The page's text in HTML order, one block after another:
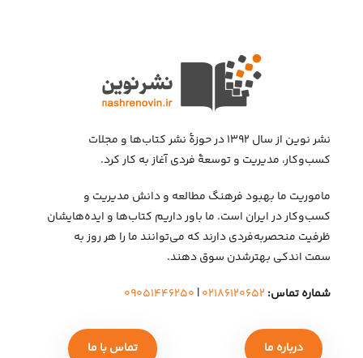
نشر نوین از سال ۱۳۹۲ در حوزهٔ نشر کتاب‌ها و مجلات
کسب‌وکار، مدیریت و توسعهٔ فردی آغاز به کار کرد.
ماموریت ما بهبود فرهنگ مطالعه و دانش مدیریت و
کسب‌وکار در ایران است. ما باور داریم کتاب‌ها و ایده‌هایشان
ظرفیت منحصربه‌فردی دارند که می‌توانند ما را هر روز به
سمت اندکی بهتر‌شدن سوق دهند.
شماره تماس: ۰۲۱۸۶۱۲۰۶۵۲| ۰۹۰۵۱۴۴۶۲۵۰
درباره ما تماس با ما